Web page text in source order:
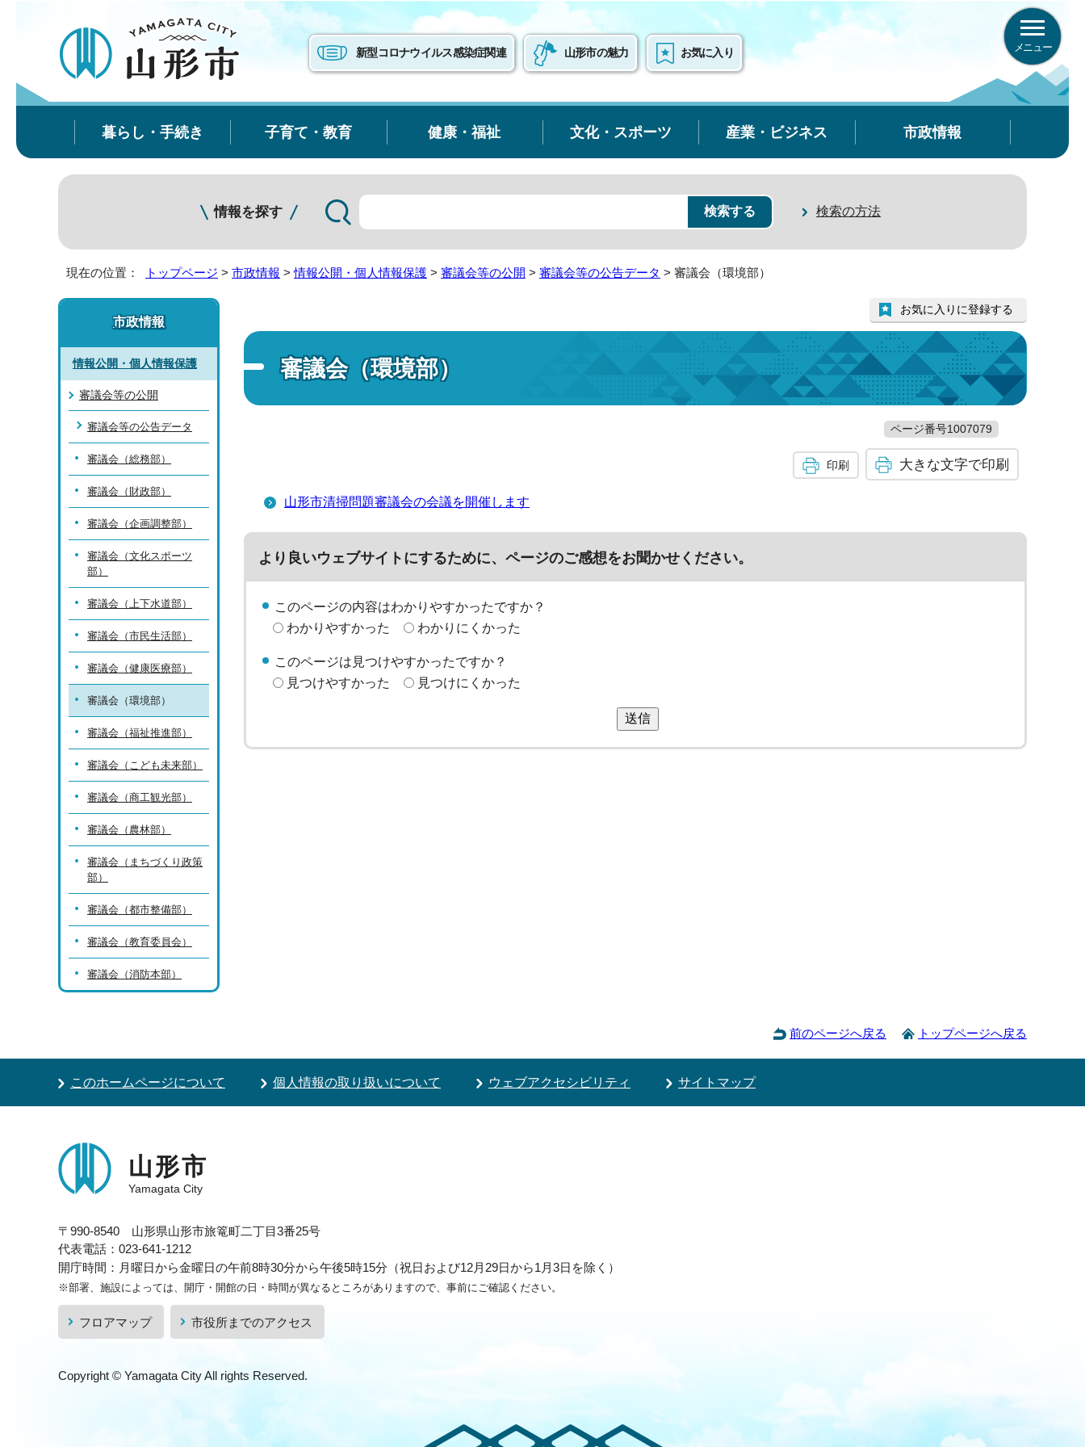
新型コロナウイルス感染症関連 山形市の魅力 お気に入り メニュー
暮らし・手続き 子育て・教育 健康・福祉 文化・スポーツ 産業・ビジネス 市政情報
情報を探す 検索の方法
現在の位置： トップページ > 市政情報 >情報公開・個人情報保護 > 審議会等の公開 > 審議会等の公告データ > 審議会（環境部）
審議会（環境部）
お気に入りに登録する
ページ番号1007079
印刷 大きな文字で印刷
山形市清掃問題審議会の会議を開催します
より良いウェブサイトにするために、ページのご感想をお聞かせください。
このページの内容はわかりやすかったですか？
わかりやすかった
わかりにくかった
このページは見つけやすかったですか？
見つけやすかった
見つけにくかった
送信
市政情報
情報公開・個人情報保護
審議会等の公開
審議会等の公告データ
審議会（総務部）
審議会（財政部）
審議会（企画調整部）
審議会（文化スポーツ
部）
審議会（上下水道部）
審議会（市民生活部）
審議会（健康医療部）
審議会（環境部）
審議会（福祉推進部）
審議会（こども未来部）
審議会（商工観光部）
審議会（農林部）
審議会（まちづくり政策
部）
審議会（都市整備部）
審議会（教育委員会）
審議会（消防本部）
前のページへ戻る トップページへ戻る
このホームページについて 個人情報の取り扱いについて ウェブアクセシビリティ サイトマップ
山形市
Yamagata City
〒990-8540 山形県山形市旅篭町二丁目3番25号
代表電話：023-641-1212
開庁時間：月曜日から金曜日の午前8時30分から午後5時15分（祝日および12月29日から1月3日を除く）
※部署、施設によっては、開庁・開館の日・時間が異なるところがありますので、事前にご確認ください。
フロアマップ 市役所までのアクセス
Copyright © Yamagata City All rights Reserved.